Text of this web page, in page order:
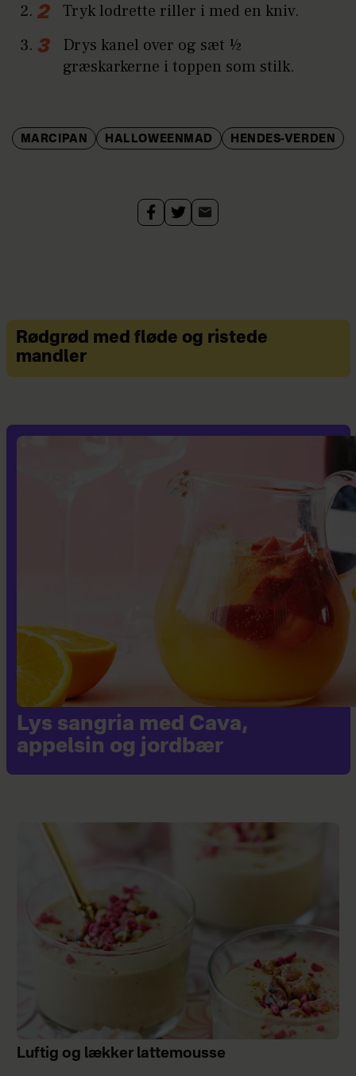
Tryk lodrette riller i med en kniv.
Drys kanel over og sæt ½
græskarkerne i toppen som stilk.
MARCIPAN HALLOWEENMAD HENDES-VERDEN
Rødgrød med fløde og ristede
mandler
Lys sangria med Cava,
appelsin og jordbær
Luftig og lækker lattemousse